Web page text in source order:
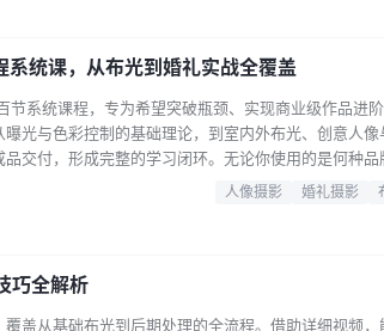
统课，从布光到婚礼实战全覆盖
系统课程，专为希望突破瓶颈、实现商业级作品进
光与色彩控制的基础理论，到室内外布光、创意人像
交付，形成完整的学习闭环。无论你使用的是何种品
正掌握在不同场景下快速出片的实战能力。随课附赠
进阶路径：100节课程由浅入深，从安全快门、ISO、
人像摄影 婚礼摄影
巧全解析
盖从基础布光到后期处理的全流程。借助详细视频，